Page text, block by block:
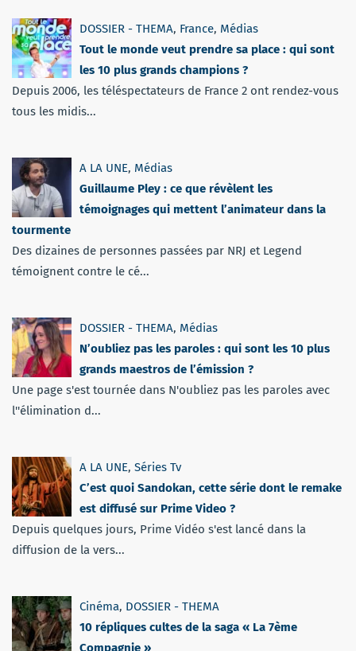
DOSSIER - THEMA, France, Médias
Tout le monde veut prendre sa place : qui sont
les 10 plus grands champions ?
Depuis 2006, les téléspectateurs de France 2 ont rendez-vous
tous les midis...
A LA UNE, Médias
Guillaume Pley : ce que révèlent les
témoignages qui mettent l’animateur dans la
tourmente
Des dizaines de personnes passées par NRJ et Legend
témoignent contre le cé...
DOSSIER - THEMA, Médias
N’oubliez pas les paroles : qui sont les 10 plus
grands maestros de l’émission ?
Une page s'est tournée dans N'oubliez pas les paroles avec
l''élimination d...
A LA UNE, Séries Tv
C’est quoi Sandokan, cette série dont le remake
est diffusé sur Prime Video ?
Depuis quelques jours, Prime Vidéo s'est lancé dans la
diffusion de la vers...
Cinéma, DOSSIER - THEMA
10 répliques cultes de la saga « La 7ème
Compagnie »